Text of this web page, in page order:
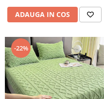
ADAUGA IN COS
-22%